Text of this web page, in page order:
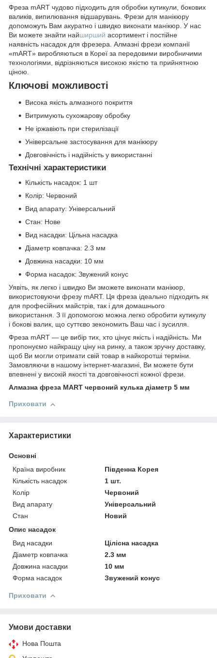
Фреза mART чудово підходить для обробки кутикули, бокових
валиків, випилювання відшарувань. Фрези для манікюру
допоможуть Вам акуратно і швидко виконати манікюр. У нас
Ви можете знайти найширший асортимент і постійне
наявність насадок для фрезера. Алмазні фрези компанії
«mART» виробляються в Кореї за передовими виробничими
технологіями, відрізняються високою якістю та прийнятною
ціною.
Ключові можливості
Висока якість алмазного покриття
Витримують сухожарову обробку
Не іржавіють при стерилізації
Універсальне застосування для манікюру
Довговічність і надійність у використанні
Технічні характеристики
Кількість насадок: 1 шт
Колір: Червоний
Вид апарату: Універсальний
Стан: Нове
Вид насадки: Цільна насадка
Діаметр ковпачка: 2.3 мм
Довжина насадки: 10 мм
Форма насадок: Звужений конус
Уявіть, як легко і швидко Ви зможете виконати манікюр,
використовуючи фрезу mART. Ця фреза ідеально підходить як
для професійних майстрів, так і для домашнього
використання. З її допомогою можна легко обробити кутикулу
і бокові валик, що суттєво зекономить Ваш час і зусилля.
Фреза mART — це вибір тих, хто цінує якість і надійність. Ми
пропонуємо найкращу ціну на ринку, а також зручну доставку,
щоб Ви могли отримати свій товар в найкоротші терміни.
Замовляючи в нашому інтернет-магазині, Ви можете бути
впевнені у високій якості та довговічності кожної фрези.
Алмазна фреза MART червоний кулька діаметр 5 мм
Приховати
Характеристики
Основні
Країна виробник
Південна Корея
Кількість насадок
1 шт.
Колір
Червоний
Вид апарату
Універсальний
Стан
Новий
Опис насадок
Вид насадки
Цілісна насадка
Діаметр ковпачка
2.3 мм
Довжина насадки
10 мм
Форма насадок
Звужений конус
Приховати
Умови доставки
Нова Пошта